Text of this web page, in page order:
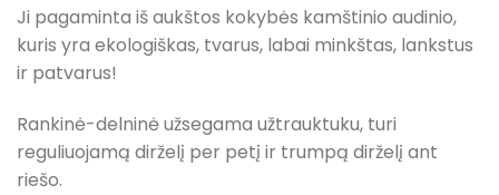
Ji pagaminta iš aukštos kokybės kamštinio audinio,
kuris yra ekologiškas, tvarus, labai minkštas, lankstus
ir patvarus!
Rankinė-delninė užsegama užtrauktuku, turi
reguliuojamą dirželį per petį ir trumpą dirželį ant
riešo.